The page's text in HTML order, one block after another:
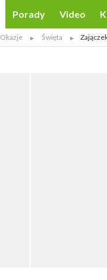
Porady Video
Okazje Święta